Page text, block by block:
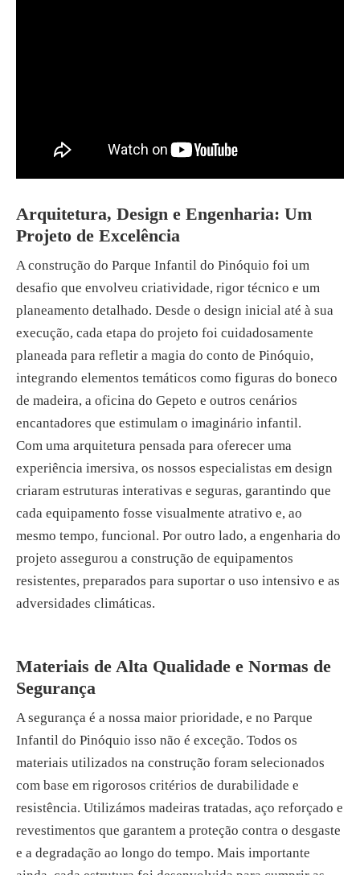
Arquitetura, Design e Engenharia: Um
Projeto de Excelência
A construção do Parque Infantil do Pinóquio foi um
desafio que envolveu criatividade, rigor técnico e um
planeamento detalhado. Desde o design inicial até à sua
execução, cada etapa do projeto foi cuidadosamente
planeada para refletir a magia do conto de Pinóquio,
integrando elementos temáticos como figuras do boneco
de madeira, a oficina do Gepeto e outros cenários
encantadores que estimulam o imaginário infantil.
Com uma arquitetura pensada para oferecer uma
experiência imersiva, os nossos especialistas em design
criaram estruturas interativas e seguras, garantindo que
cada equipamento fosse visualmente atrativo e, ao
mesmo tempo, funcional. Por outro lado, a engenharia do
projeto assegurou a construção de equipamentos
resistentes, preparados para suportar o uso intensivo e as
adversidades climáticas.
Materiais de Alta Qualidade e Normas de
Segurança
A segurança é a nossa maior prioridade, e no Parque
Infantil do Pinóquio isso não é exceção. Todos os
materiais utilizados na construção foram selecionados
com base em rigorosos critérios de durabilidade e
resistência. Utilizámos madeiras tratadas, aço reforçado e
revestimentos que garantem a proteção contra o desgaste
e a degradação ao longo do tempo. Mais importante